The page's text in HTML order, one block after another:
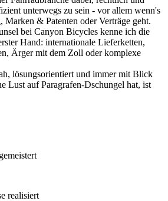
unterwegs zu sein - vor allem wenn's
& Patenten oder Verträge geht.
bei Canyon Bicycles kenne ich die
Hand: internationale Lieferketten,
Ärger mit dem Zoll oder komplexe
lösungsorientiert und immer mit Blick
Lust auf Paragrafen-Dschungel hat, ist
realisiert